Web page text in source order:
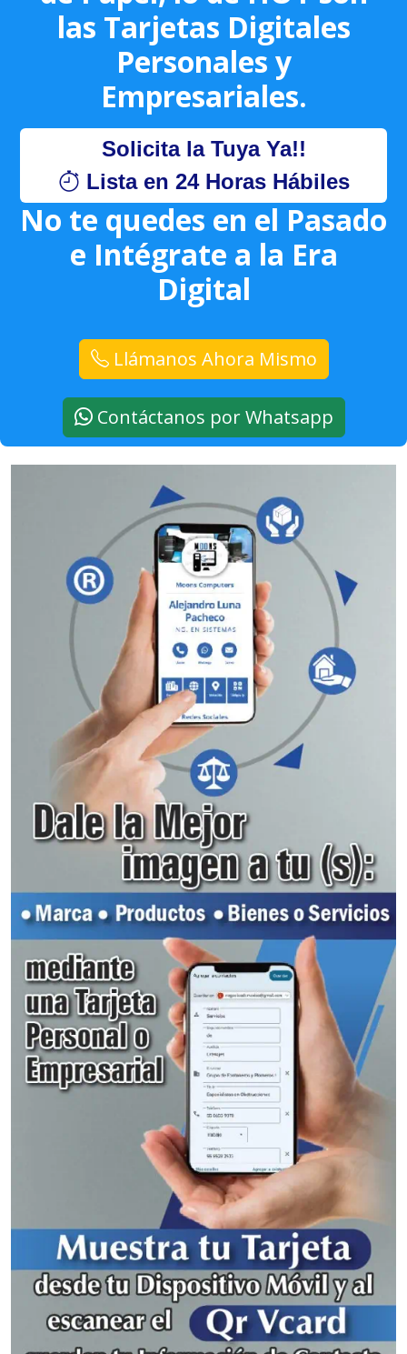
las Tarjetas Digitales
Personales y
Empresariales.
Solicita la Tuya Ya!!
Lista en 24 Horas Hábiles
No te quedes en el Pasado
e Intégrate a la Era
Digital
Llámanos Ahora Mismo
Contáctanos por Whatsapp